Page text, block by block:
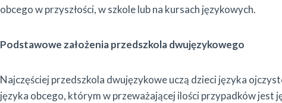
obcego w przyszłości, w szkole lub na kursach językowych.
Podstawowe założenia przedszkola dwujęzykowego
Najczęściej przedszkola dwujęzykowe uczą dzieci języka
języka obcego, którym w przeważającej ilości przypadków jest